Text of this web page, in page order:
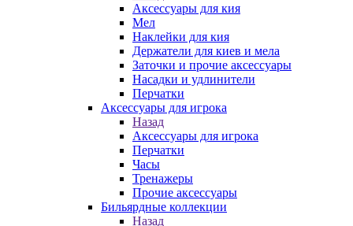
Аксессуары для кия
Мел
Наклейки для кия
Держатели для киев и мела
Заточки и прочие аксессуары
Насадки и удлинители
Перчатки
Аксессуары для игрока
Назад
Аксессуары для игрока
Перчатки
Часы
Тренажеры
Прочие аксессуары
Бильярдные коллекции
Назад